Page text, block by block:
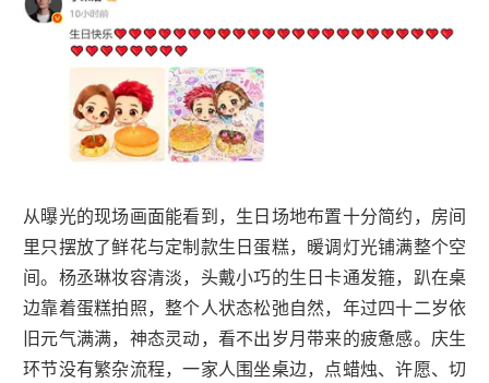
从曝光的现场画面能看到，生日场地布置十分简约，房间
里只摆放了鲜花与定制款生日蛋糕，暖调灯光铺满整个空
间。杨丞琳妆容清淡，头戴小巧的生日卡通发箍，趴在桌
边靠着蛋糕拍照，整个人状态松弛自然，年过四十二岁依
旧元气满满，神态灵动，看不出岁月带来的疲惫感。庆生
环节没有繁杂流程，一家人围坐桌边，点蜡烛、许愿、切